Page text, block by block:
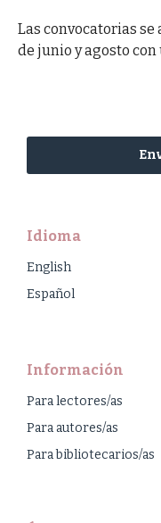
Las convocatorias se
de junio y agosto
Idioma
English
Español
Información
Para lectores/as
Para autores/as
Para bibliotecarios/as